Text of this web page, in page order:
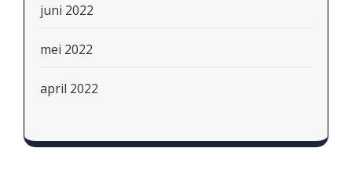
juni 2022
mei 2022
april 2022